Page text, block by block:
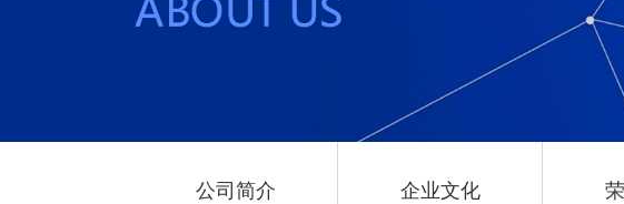
公司简介 企业文化